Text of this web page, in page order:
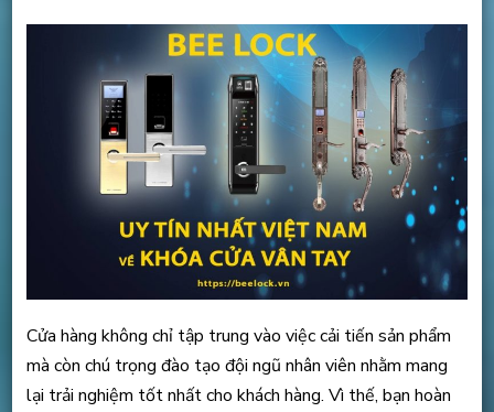
Cửa hàng không chỉ tập trung vào việc cải tiến sản phẩm
mà còn chú trọng đào tạo đội ngũ nhân viên nhằm mang
lại trải nghiệm tốt nhất cho khách hàng. Vì thế, bạn hoàn